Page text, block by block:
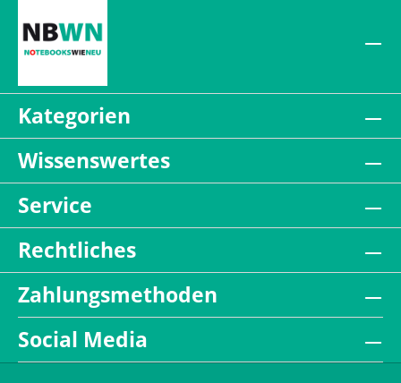
Kategorien
Wissenswertes
Service
Rechtliches
Zahlungsmethoden
Social Media